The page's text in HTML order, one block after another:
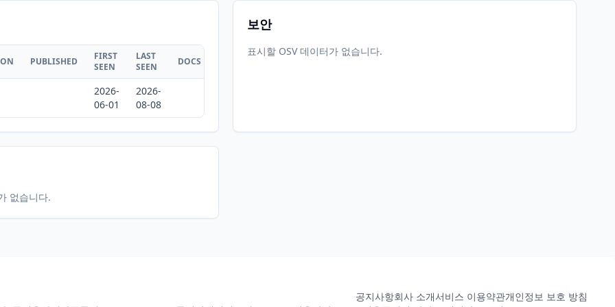
PUBLISHED
FIRST
SEEN
LAST
SEEN
DOCS
2026-
06-01
2026-
08-08
보안
표시할 OSV 데이터가 없습니다.
없습니다.
공지사항회사 소개서비스 이용약관개인정보 보호 방침